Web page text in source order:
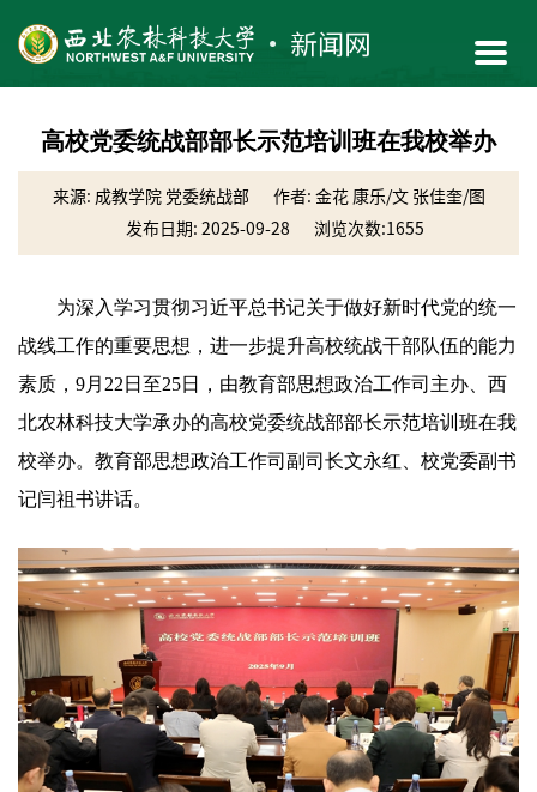
高校党委统战部部长示范培训班在我校举办
来源: 成教学院 党委统战部
作者: 金花 康乐/文 张佳奎/图
发布日期: 2025-09-28
浏览次数:1655
为深入学习贯彻习近平总书记关于做好新时代党的统一
战线工作的重要思想，进一步提升高校统战干部队伍的能力
素质，9月22日至25日，由教育部思想政治工作司主办、西
北农林科技大学承办的高校党委统战部部长示范培训班在我
校举办。教育部思想政治工作司副司长文永红、校党委副书
记闫祖书讲话。